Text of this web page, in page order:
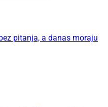
pitanja, a danas moraju